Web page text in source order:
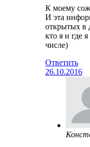
К моему
И эта
открытых в
кто я и где
числе)
Ответить
26.10.2016